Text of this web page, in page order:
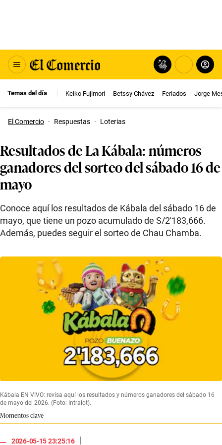
Temas del día Keiko Fujimori Betssy Chávez Feriados Jorge
El Comercio · Respuestas · Loterias
Resultados de La Kábala: números
ganadores del sorteo del sábado 16 de
mayo
Conoce aquí los resultados de Kábala del sábado 16 de
mayo, que tiene un pozo acumulado de S/2′183,666.
Además, puedes seguir el sorteo de Chau Chamba.
Kábala EN VIVO: revisa aquí los resultados y números ganadores del sábado 16
de mayo del 2026. (Foto: Intralot).
Momentos clave
2026-05-15 23:25:16
|